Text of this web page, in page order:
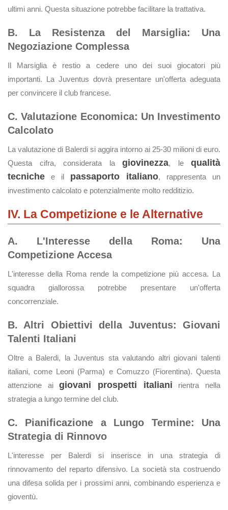
ultimi anni. Questa situazione potrebbe facilitare la trattativa.
B. La Resistenza del Marsiglia: Una
Negoziazione Complessa
Il Marsiglia è restio a cedere uno dei suoi giocatori più
importanti. La Juventus dovrà presentare un'offerta adeguata
per convincere il club francese.
C. Valutazione Economica: Un Investimento
Calcolato
La valutazione di Balerdi si aggira intorno ai 25-30 milioni di euro.
Questa cifra, considerata la giovinezza, le qualità
tecniche e il passaporto italiano, rappresenta un
investimento calcolato e potenzialmente molto redditizio.
IV. La Competizione e le Alternative
A. L'Interesse della Roma: Una
Competizione Accesa
L'interesse della Roma rende la competizione più accesa. La
squadra giallorossa potrebbe presentare un'offerta
concorrenziale.
B. Altri Obiettivi della Juventus: Giovani
Talenti Italiani
Oltre a Balerdi, la Juventus sta valutando altri giovani talenti
italiani, come Leoni (Parma) e Comuzzo (Fiorentina). Questa
attenzione aigiovani prospetti italiani rientra nella
strategia a lungo termine del club.
C. Pianificazione a Lungo Termine: Una
Strategia di Rinnovo
L'interesse per Balerdi si inserisce in una strategia di
rinnovamento del reparto difensivo. La società sta costruendo
una difesa solida per i prossimi anni, combinando esperienza e
gioventù.